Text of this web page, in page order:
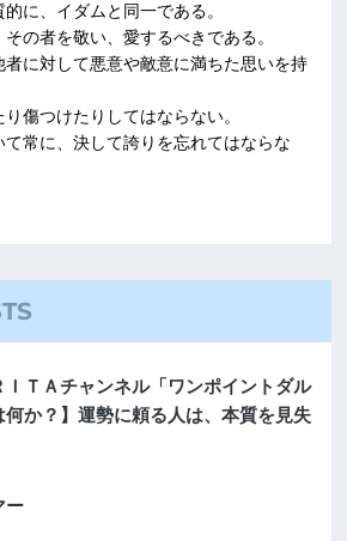
に、イダムと同一である。
の者を敬い、愛するべきである。
に対して悪意や敵意に満ちた思いを持
傷つけたりしてはならない。
常に、決して誇りを忘れてはならな
ＩＴＡチャンネル「ワンポイントダル
何か？】運勢に頼る人は、本質を見失
ー